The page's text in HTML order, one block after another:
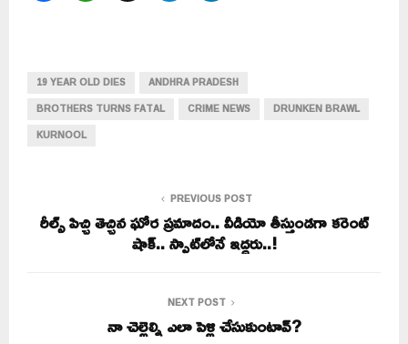
19 YEAR OLD DIES
ANDHRA PRADESH
BROTHERS TURNS FATAL
CRIME NEWS
DRUNKEN BRAWL
KURNOOL
PREVIOUS POST
రీల్స్ పిచ్చి తెచ్చిన ఘోర ప్రమాదం.. వీడియో తీస్తుండగా కరెంట్
షాక్.. స్పాట్‌లోనే ఇద్దరు..!
NEXT POST
నా చెల్లెల్ని ఎలా పెళ్లి చేసుకుంటావ్?